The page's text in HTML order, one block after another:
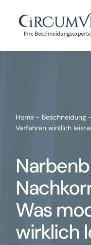
Inhalt
springen
Home- Beschneidung-
Verfahren wirklich
Was
wirklich